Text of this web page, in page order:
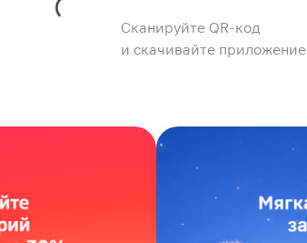
Сканируйте QR-код
и скачивайте приложение